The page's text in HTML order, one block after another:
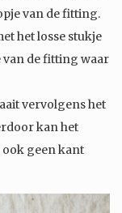
van de fitting.
het losse stukje
van de fitting waar
vervolgens het
kan het
geen kant